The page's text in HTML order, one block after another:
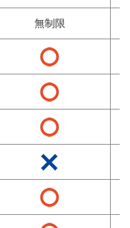
無制限